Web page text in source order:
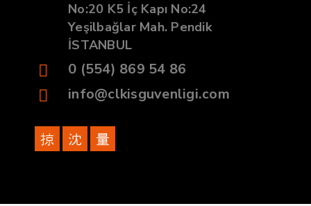
No:20 K5 İç Kapı No:24
Yeşilbağlar Mah. Pendik
İSTANBUL
0 (554) 869 54 86
info@clkisguvenligi.com